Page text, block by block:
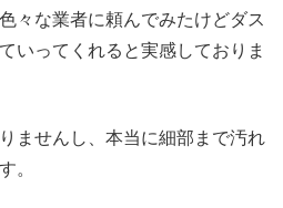
々な業者に頼んでみたけどダス
いってくれると実感しておりま
ませんし、本当に細部まで汚れ
。